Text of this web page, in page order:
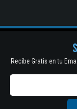
Recibe Gratis en tu